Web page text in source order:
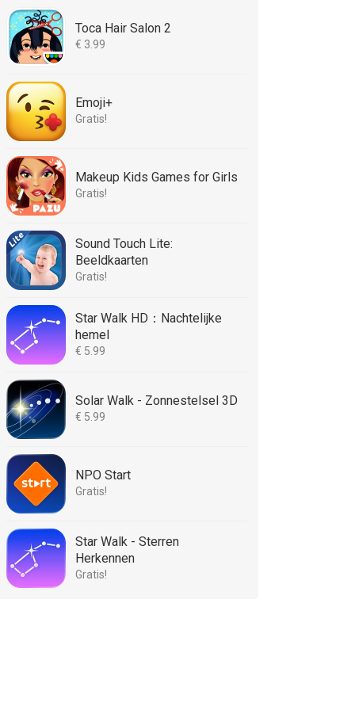
Toca Hair Salon 2
€ 3.99
Emoji+
Gratis!
Makeup Kids Games for Girls
Gratis!
Sound Touch Lite:
Beeldkaarten
Gratis!
Star Walk HD：Nachtelijke
hemel
€ 5.99
Solar Walk - Zonnestelsel 3D
€ 5.99
NPO Start
Gratis!
Star Walk - Sterren
Herkennen
Gratis!